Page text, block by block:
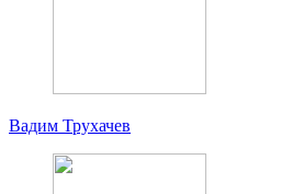
Вадим Трухачев